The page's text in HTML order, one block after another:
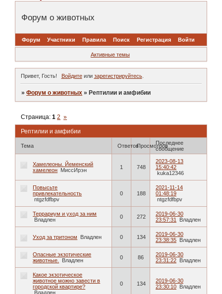
Форум о животных
Форум Участники Правила Поиск Регистрация Войти
Активные темы
Привет, Гость! Войдитеили зарегистрируйтесь.
»Форум о животных » Рептилии и амфибии
Рептилии и амфибии
Страница:1 2 »
Тема ОтветовПросмотровПоследнее
сообщение
Хамелеоны. Йеменский
хамелеон МиссИрэн 1 748
2023-08-13
15:40:42
kuka12346
Повысьте
привлекательность
ntgzfdfbpv
0 188
2021-11-14
01:48:19
ntgzfdfbpv
Террариум и уход за ним
Владлен
0 272
2019-06-30
23:57:31
Владлен
Уход за тритоном Владлен 0 134
2019-06-30
23:38:35 Владлен
Опасные экзотические
животные.
Владлен 0 86
2019-06-30
23:31:22 Владлен
Какое экзотическое
животное можно завести в
городской квартире?
Владлен
0 134
2019-06-30
23:30:10 Владлен